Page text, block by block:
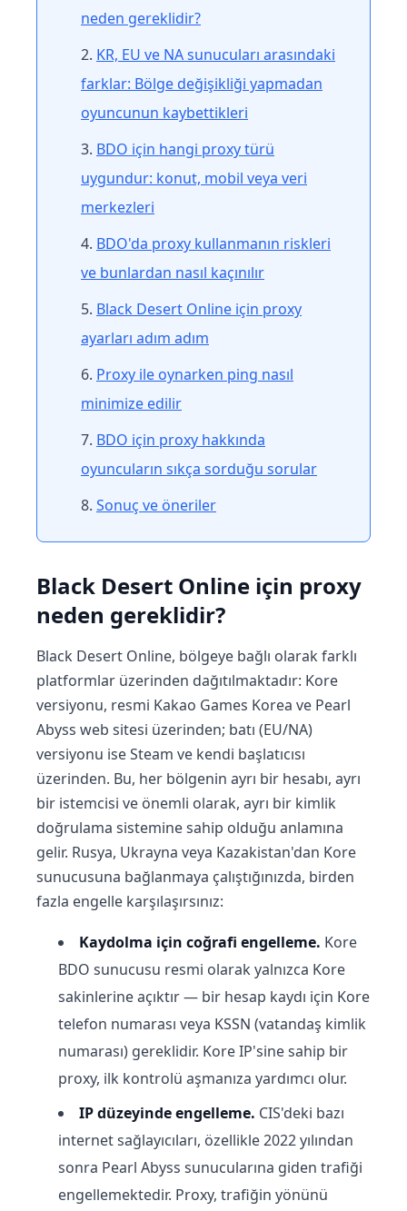
neden gereklidir?
KR, EU ve NA sunucuları arasındaki
farklar: Bölge değişikliği yapmadan
oyuncunun kaybettikleri
BDO için hangi proxy türü
uygundur: konut, mobil veya veri
merkezleri
BDO'da proxy kullanmanın riskleri
ve bunlardan nasıl kaçınılır
Black Desert Online için proxy
ayarları adım adım
Proxy ile oynarken ping nasıl
minimize edilir
BDO için proxy hakkında
oyuncuların sıkça sorduğu sorular
Sonuç ve öneriler
Black Desert Online için proxy
neden gereklidir?
Black Desert Online, bölgeye bağlı olarak farklı
platformlar üzerinden dağıtılmaktadır: Kore
versiyonu, resmi Kakao Games Korea ve Pearl
Abyss web sitesi üzerinden; batı (EU/NA)
versiyonu ise Steam ve kendi başlatıcısı
üzerinden. Bu, her bölgenin ayrı bir hesabı, ayrı
bir istemcisi ve önemli olarak, ayrı bir kimlik
doğrulama sistemine sahip olduğu anlamına
gelir. Rusya, Ukrayna veya Kazakistan'dan Kore
sunucusuna bağlanmaya çalıştığınızda, birden
fazla engelle karşılaşırsınız:
Kaydolma için coğrafi engelleme. Kore
BDO sunucusu resmi olarak yalnızca Kore
sakinlerine açıktır — bir hesap kaydı için Kore
telefon numarası veya KSSN (vatandaş kimlik
numarası) gereklidir. Kore IP'sine sahip bir
proxy, ilk kontrolü aşmanıza yardımcı olur.
IP düzeyinde engelleme. CIS'deki bazı
internet sağlayıcıları, özellikle 2022 yılından
sonra Pearl Abyss sunucularına giden trafiği
engellemektedir. Proxy, trafiğin yönünü